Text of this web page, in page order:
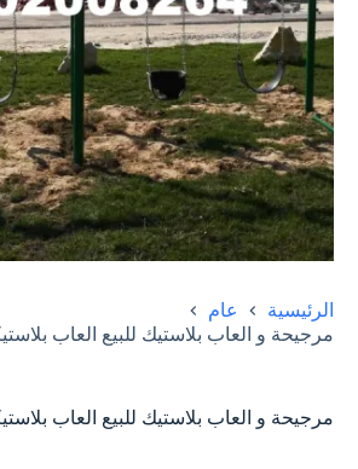
الرئيسية
عام
مرجيحة و العاب بلاستيك للبيع العاب
مرجيحة و العاب بلاستيك للبيع العاب